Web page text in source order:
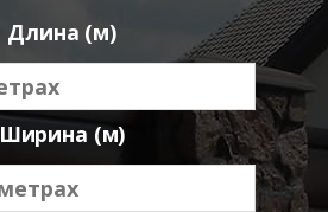
Длина (м)
Ширина (м)